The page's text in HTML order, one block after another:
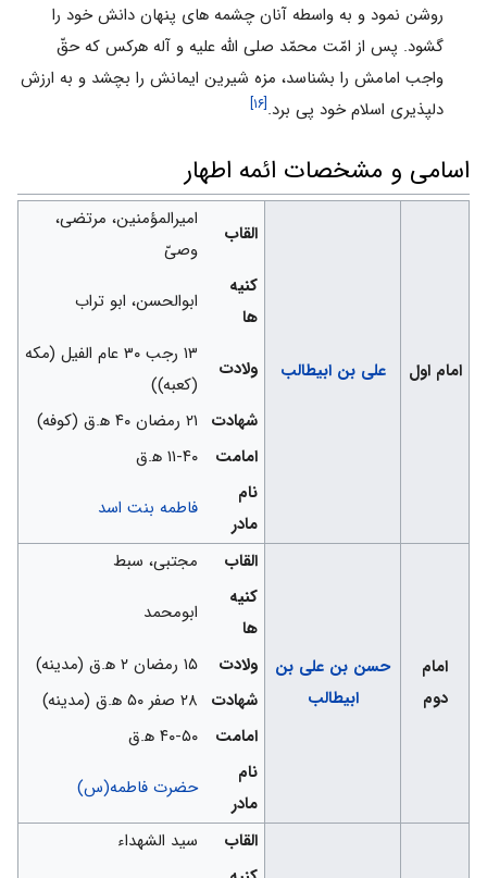
روشن نمود و به واسطه آنان چشمه هاى پنهان دانش خود را
گشود. پس از امّت محمّد صلی الله علیه و آله هرکس که حقّ
واجب امامش را بشناسد، مزه شیرین ایمانش را بچشد و به ارزش
دلپذیرى اسلام خود پى برد.[۱۶]
اسامی و مشخصات ائمه اطهار
امام اول علی بن ابیطالب
القاب
امیرالمؤمنین، مرتضی،
وصیّ
کنیه
ها
ابوالحسن، ابو تراب
ولادت
۱۳ رجب ۳۰ عام الفیل (مکه
(کعبه))
شهادت ۲۱ رمضان ۴۰ ه‍.ق (کوفه)
امامت
۱۱-۴۰ ه‍.ق
نام
مادر
فاطمه بنت اسد
امام
دوم
حسن بن علی بن
ابیطالب
القاب
مجتبی، سبط
کنیه
ها
ابومحمد
ولادت
۱۵ رمضان ۲ ه‍.ق (مدینه)
شهادت ۲۸ صفر ۵۰ ه‍.ق (مدینه)
امامت
۴۰-۵۰ ه‍.ق
نام
مادر
حضرت فاطمه(س)
القاب
سید الشهداء